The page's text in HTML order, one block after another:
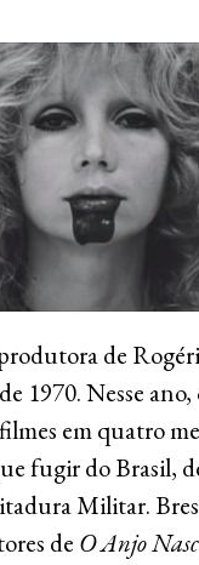
de
1970. Nesse ano,
em quatro
fugir do Brasil,
Militar.
de O Anjo